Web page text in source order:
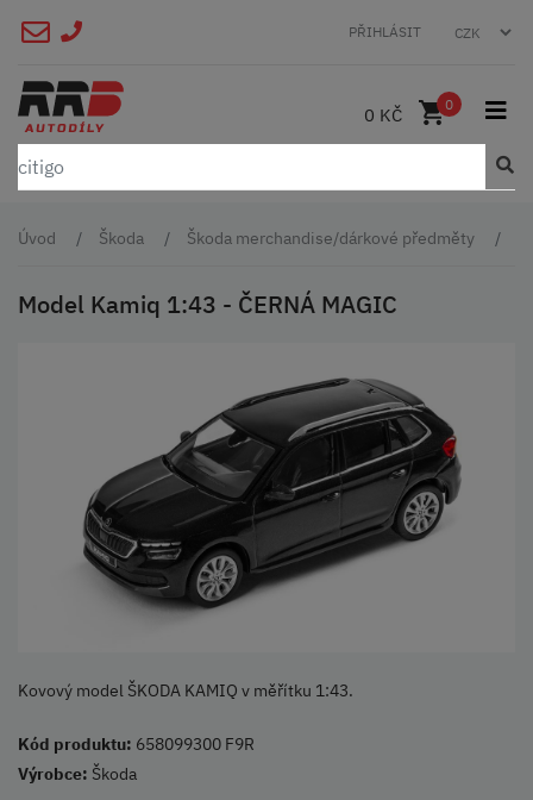
PŘIHLÁSIT
0 KČ 0
Úvod Škoda Škoda merchandise/dárkové předměty
Model Kamiq 1:43 - ČERNÁ MAGIC
Kovový model ŠKODA KAMIQ v měřítku 1:43.
Kód produktu: 658099300 F9R
Výrobce: Škoda